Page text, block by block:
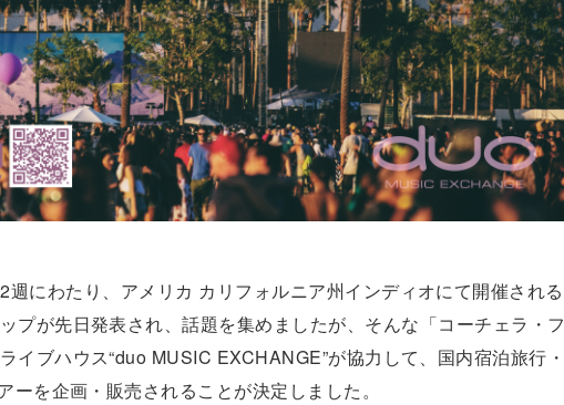
にわたり、アメリカ カリフォルニア州インディオにて開催される
プが先日発表され、話題を集めましたが、そんな「コーチェラ・フ
イブハウス“duo MUSIC EXCHANGE”が協力して、国内宿泊旅行・
を企画・販売されることが決定しました。